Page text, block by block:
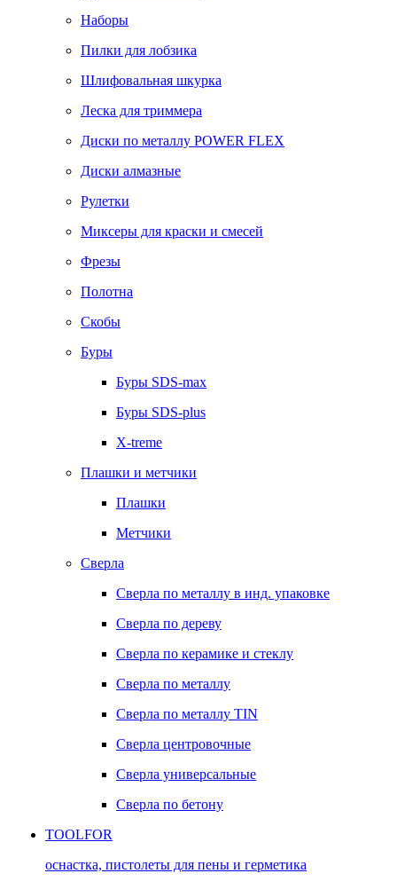
Наборы
Пилки для лобзика
Шлифовальная шкурка
Леска для триммера
Диски по металлу POWER FLEX
Диски алмазные
Рулетки
Миксеры для краски и смесей
Фрезы
Полотна
Скобы
Буры
Буры SDS-max
Буры SDS-plus
X-treme
Плашки и метчики
Плашки
Метчики
Сверла
Сверла по металлу в инд. упаковке
Сверла по дереву
Сверла по керамике и стеклу
Сверла по металлу
Сверла по металлу TIN
Сверла центровочные
Сверла универсальные
Сверла по бетону
TOOLFOR
оснастка, пистолеты для пены и герметика